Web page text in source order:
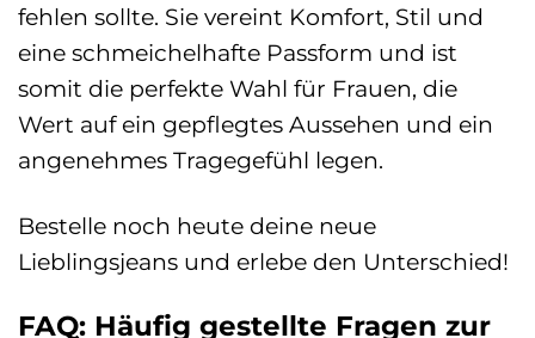
fehlen sollte. Sie vereint Komfort, Stil und
eine schmeichelhafte Passform und ist
somit die perfekte Wahl für Frauen, die
Wert auf ein gepflegtes Aussehen und ein
angenehmes Tragegefühl legen.
Bestelle noch heute deine neue
Lieblingsjeans und erlebe den Unterschied!
FAQ: Häufig gestellte Fragen zur